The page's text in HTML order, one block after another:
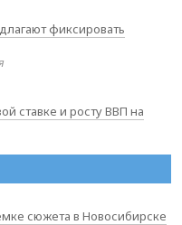
фиксировать
ставке и росту ВВП на
сюжета в Новосибирске